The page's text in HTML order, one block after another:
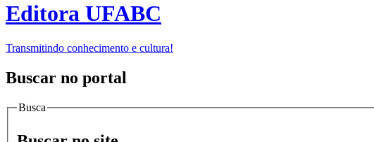
Editora UFABC
Transmitindo conhecimento e cultura!
Buscar no portal
Busca